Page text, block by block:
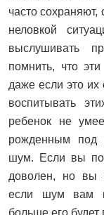
часто сохраняют,
неловкой
выслушивать
помнить, что
даже если это
воспитывать
ребенок не
рожденным под
шум. Если вы
доволен, но вы
если шум вам
больше его будет